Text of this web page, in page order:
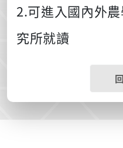
2.可進入國內外
究所就讀